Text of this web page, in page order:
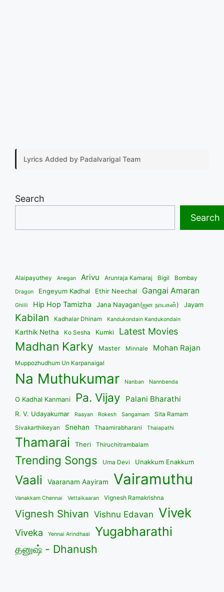
Lyrics Added by Padalvarigal Team
Search
Search
Alaipayuthey Anegan Arivu Arunraja Kamaraj Bigil Bombay
Dragon Engeyum Kadhal Ethir Neechal Gangai Amaran
Ghilli Hip Hop Tamizha Jana Nayagan(ஜன நாயகன்) Jayam
Kabilan Kadhalar Dhinam Kandukondain Kandukondain
Karthik Netha Ko Sesha Kumki Latest Movies
Madhan Karky Master Minnale Mohan Rajan
Muppozhudhum Un Karpanaigal
Na Muthukumar Nanban Nannbenda
O Kadhal Kanmani Pa. Vijay Palani Bharathi
R. V. Udayakumar Raayan Rokesh Sangamam
Sita Ramam
Sivakarthikeyan
Snehan Thaamirabharani Thalapathi
Thamarai Theri Thiruchitrambalam
Trending Songs Uma Devi Unakkum Enakkum
Vaali Vaaranam Aayiram Vairamuthu
Vanakkam Chennai Vettaikaaran Vignesh Ramakrishna
Vignesh Shivan Vishnu Edavan Vivek
Viveka Yennai Arindhaal Yugabharathi
தனுஷ் - Dhanush